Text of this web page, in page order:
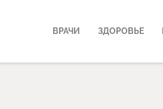
ВРАЧИ ЗДОРОВЬЕ